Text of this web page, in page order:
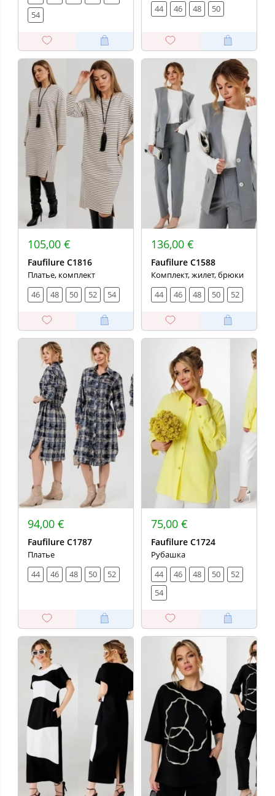
54
44
46 48 50
105,00 €
Faufilure C1816
Платье, комплект
46
48 50 52 54
136,00 €
Faufilure C1588
Комплект, жилет, брюки
44
46 48 50 52
94,00 €
Faufilure C1787
Платье
44
46 48 50 52
75,00 €
Faufilure С1724
Рубашка
44
46 48 50
52
54